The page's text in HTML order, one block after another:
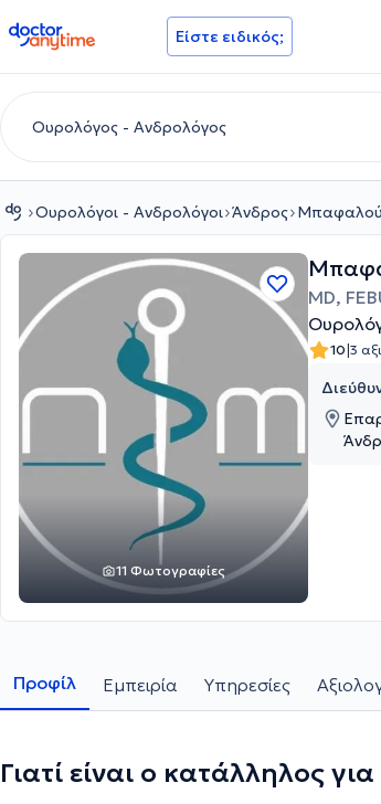
doctoranytime Είστε ειδικός;
Ουρολόγοι - Ανδρολόγοι Άνδρος
11 Φωτογραφίες
MD,
10|3
Προφίλ Εμπειρία Υπηρεσίες
Γιατί είναι ο κατάλληλος